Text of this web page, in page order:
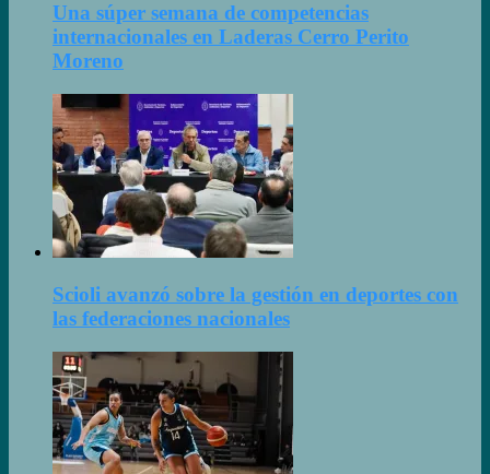
Una súper semana de competencias
internacionales en Laderas Cerro Perito
Moreno
Scioli avanzó sobre la gestión en deportes con
las federaciones nacionales